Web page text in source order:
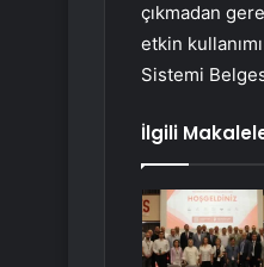
çıkmadan
etkin
Sistemi
İlgili